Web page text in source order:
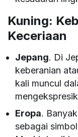
Kuning:
Keceriaan
Jepang. Di
keberanian
kali muncul
Eropa.
sebagai